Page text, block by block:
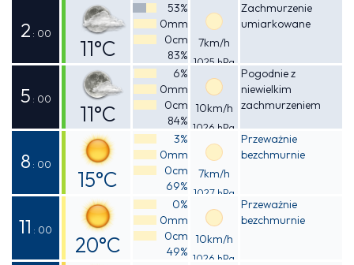
2 : 00
11°C
Odczuwalna
11°C
53%
0mm
0cm
83%
7km/h
1025 hPa
Zachmurzenie
umiarkowane
5 : 00
11°C
Odczuwalna
10°C
6%
0mm
0cm
84%
10km/h
1026 hPa
Pogodnie z
niewielkim
zachmurzeniem
8 : 00
15°C
Odczuwalna
15°C
3%
0mm
0cm
69%
7km/h
1027 hPa
Przeważnie
bezchmurnie
11 : 00
20°C
0%
0mm
0cm
49%
10km/h
1026 hPa
Przeważnie
bezchmurnie